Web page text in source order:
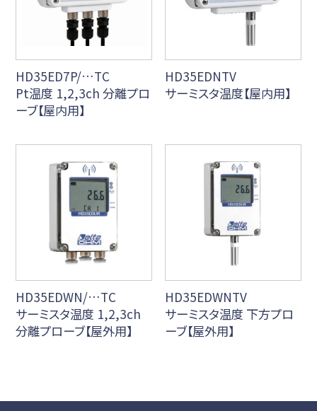
HD35ED7P/…TC
Pt温度 1,2,3ch 分離プロ
ーブ【屋内用】
HD35EDNTV
サーミスタ温度【屋内用】
HD35EDWN/…TC
サーミスタ温度 1,2,3ch
分離プローブ【屋外用】
HD35EDWNTV
サーミスタ温度 下方プロ
ーブ【屋外用】